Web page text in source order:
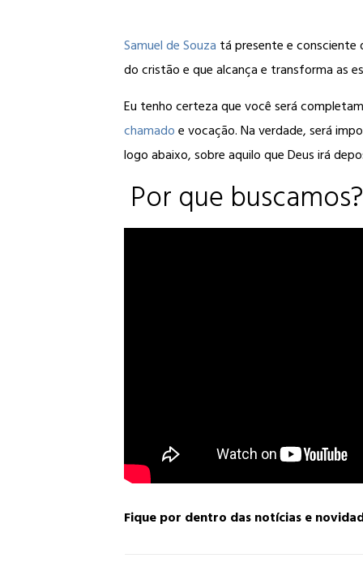
Samuel de Souza tá presente e consciente
do cristão e que alcança e transforma as
Eu tenho certeza que você será
chamadoe vocação. Na verdade, será
logo abaixo, sobre aquilo que Deus irá
Por que
Fique por dentro das notícias e